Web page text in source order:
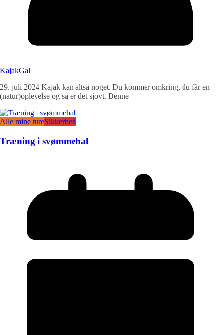
KajakGal
29. juli 2024 Kajak kan altså noget. Du kommer omkring, du får en
(natur)oplevelse og så er det sjovt. Denne
Alle mine tureSikkerhed
Træning i svømmehal